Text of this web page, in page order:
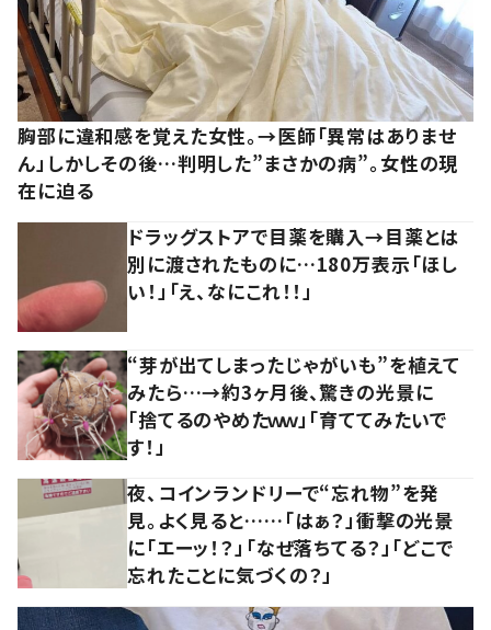
胸部に違和感を覚えた女性。→医師「異常はありませ
ん」しかしその後…判明した”まさかの病”。女性の現
在に迫る
ドラッグストアで目薬を購入→目薬とは
別に渡されたものに…180万表示「ほし
い！」「え、なにこれ！！」
“芽が出てしまったじゃがいも”を植えて
みたら…→約3ヶ月後、驚きの光景に
「捨てるのやめたｗｗ」「育ててみたいで
す！」
夜、コインランドリーで“忘れ物”を発
見。よく見ると……「はぁ？」衝撃の光景
に「エーッ！？」「なぜ落ちてる？」「どこで
忘れたことに気づくの？」